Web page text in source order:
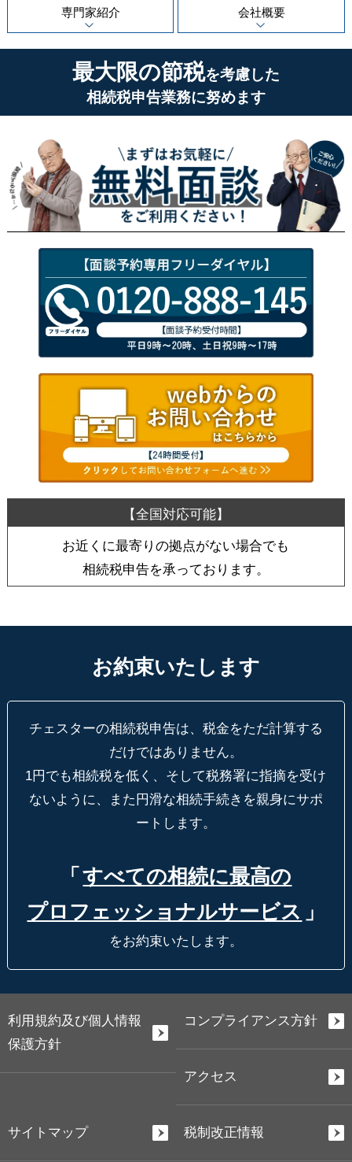
専門家紹介 会社概要
最大限の節税を考慮した
相続税申告業務に努めます
お近くに最寄りの拠点がない場合でも
相続税申告を承っております。
お約束いたします
チェスターの相続税申告は、税金をただ計算する
だけではありません。
1円でも相続税を低く、そして税務署に指摘を受け
ないように、
また円滑な相続手続きを親身にサポ
ートします。
「 すべての相続に最高の
プロフェッショナルサービス 」
をお約束いたします。
利用規約及び個人情報
保護方針
コンプライアンス方針
アクセス
サイトマップ 税制改正情報